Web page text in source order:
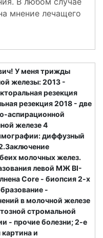
мнение лечащего
У меня трижды
железы: 2013 -
резекция
резекция 2018 - две
аспирационной
железе 4
диффузный
молочных желез.
левой МЖ BI-
Core - биопсия 2-х
-
в молочной железе
стромальной
- прочие болезни; 2-е
и